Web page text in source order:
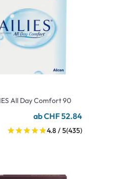
All Day Comfort 90
ab CHF 52.84
4.8 / 5(435)